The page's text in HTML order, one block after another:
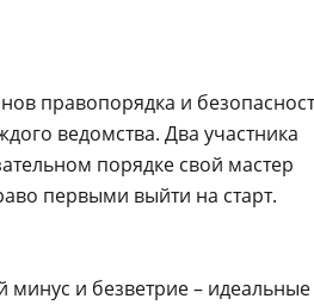
правопорядка и
ведомства. Два участника
порядке свой мастер
первыми выйти на старт.
минус и безветрие – идеальные